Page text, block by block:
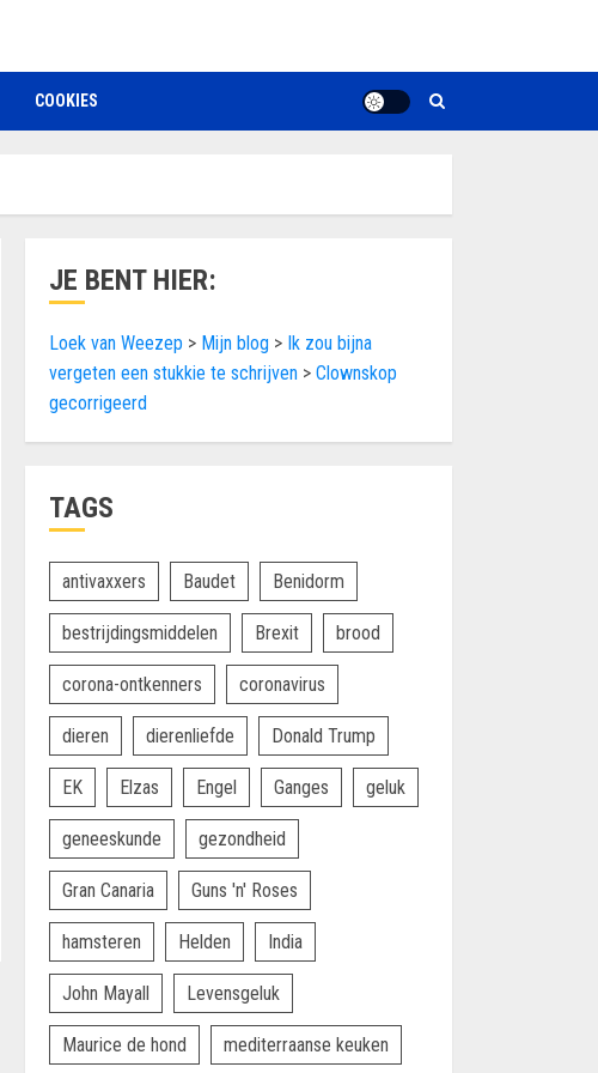
COOKIES
JE BENT HIER:
Loek van Weezep > Mijn blog > Ik zou bijna
vergeten een stukkie te schrijven >Clownskop
gecorrigeerd
TAGS
antivaxxers Baudet Benidorm
bestrijdingsmiddelen Brexit brood
corona-ontkenners coronavirus
dieren dierenliefde Donald Trump
EK Elzas Engel Ganges geluk
geneeskunde gezondheid
Gran Canaria Guns 'n' Roses
hamsteren Helden India
John Mayall Levensgeluk
Maurice de hond mediterraanse keuken